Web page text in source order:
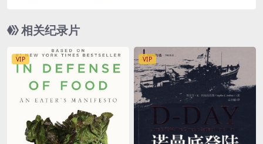
英语多国中字 纯净版 720P/MKV/7.39G
相关纪录片
VIP VIP